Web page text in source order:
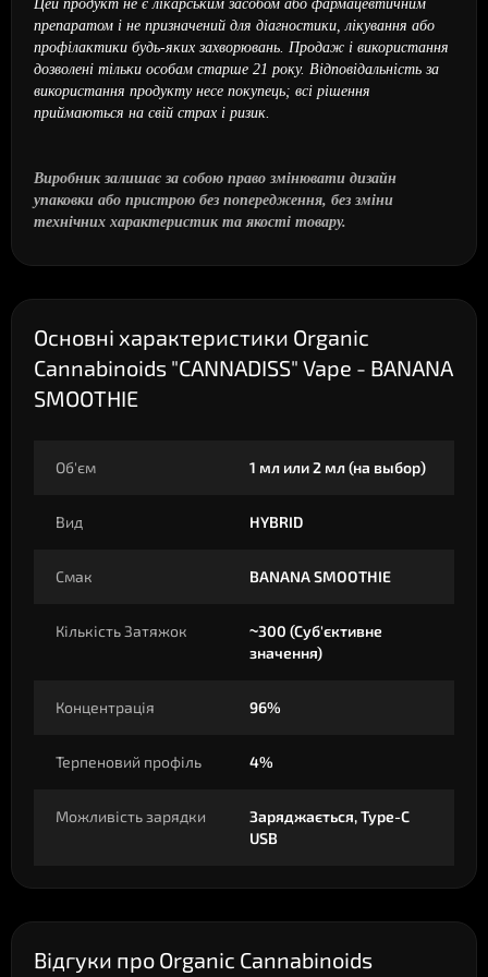
Цей продукт не є лікарським засобом або фармацевтичним
препаратом і не призначений для діагностики, лікування або
профілактики будь-яких захворювань. Продаж і використання
дозволені тільки особам старше 21 року. Відповідальність за
використання продукту несе покупець; всі рішення
приймаються на свій страх і ризик.
Виробник залишає за собою право змінювати дизайн
упаковки або пристрою без попередження, без зміни
технічних характеристик та якості товару.
Основні характеристики Organic
Cannabinoids "CANNADISS" Vape - BANANA
SMOOTHIE
Об'єм 1 мл или 2 мл (на выбор)
Вид HYBRID
Смак BANANA SMOOTHIE
Кількість Затяжок
~300 (Суб'єктивне
значення)
Концентрація 96%
Терпеновий профіль 4%
Можливість зарядки
Заряджається, Type-C
USB
Відгуки про Organic Cannabinoids